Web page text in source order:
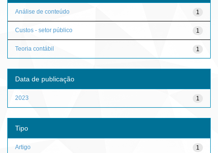
1
Análise de conteúdo
1
Custos - setor público
1
Teoria contábil
Data de publicação
1
2023
Tipo
1
Artigo